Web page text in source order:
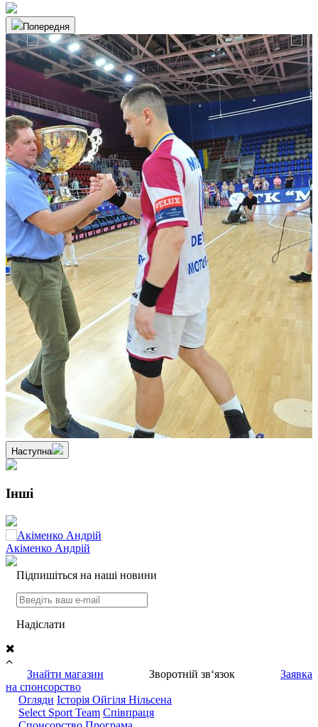
Попередня
Наступна
Інші
Акіменко Андрій
Підпишіться на наші новини
Надiслати
Знайти магазин Зворотній зв‘язок
Заявка
на спонсорство
Огляди Iсторiя Ойгiля Нiльсена
Select Sport Team Спiвпраця